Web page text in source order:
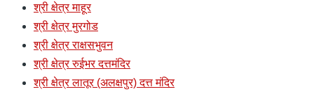
श्री क्षेत्र माहूर
श्री क्षेत्र मुरगोड
श्री क्षेत्र राक्षसभुवन
श्री क्षेत्र रुईभर दत्तमंदिर
श्री क्षेत्र लातूर (अलक्षपुर) दत्त मंदिर